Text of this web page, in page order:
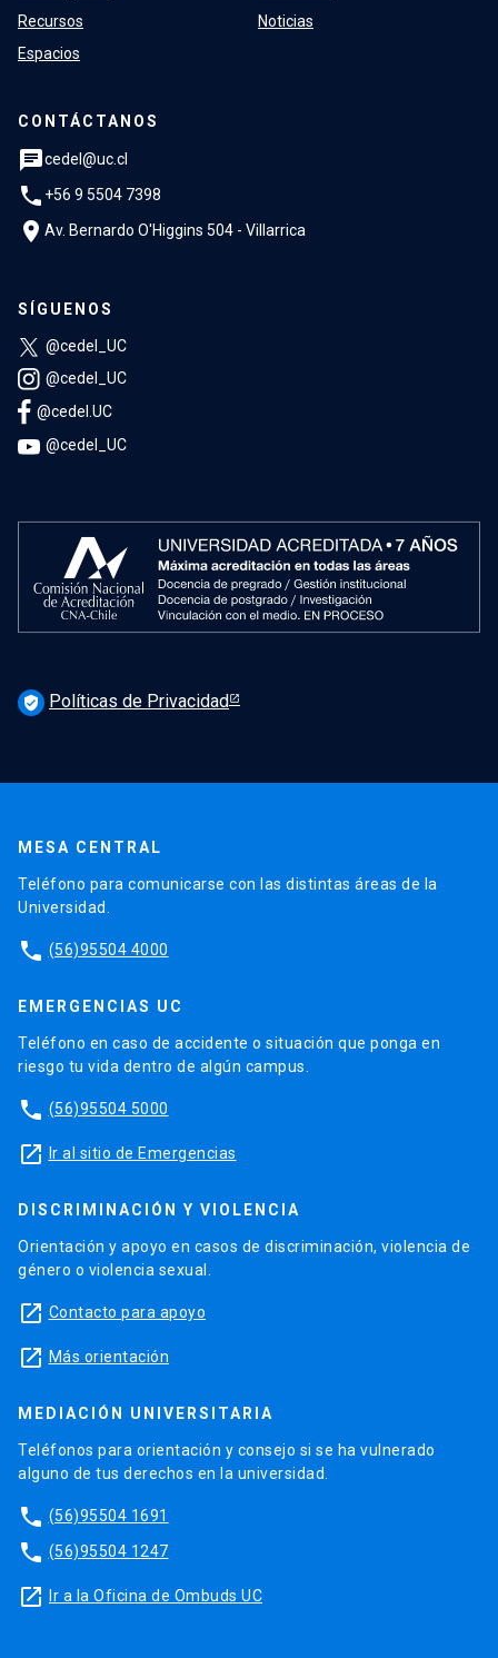
Recursos
Espacios
Noticias
CONTÁCTANOS
chatcedel@uc.cl
phone +56 9 5504 7398
location_on Av. Bernardo O'Higgins 504 - Villarrica
SÍGUENOS
@cedel_UC
@cedel_UC
@cedel.UC
@cedel_UC
verified_user Políticas de Privacidad
MESA CENTRAL
Teléfono para comunicarse con las distintas áreas de la
Universidad.
phone (56)95504 4000
EMERGENCIAS UC
Teléfono en caso de accidente o situación que ponga en
riesgo tu vida dentro de algún campus.
phone (56)95504 5000
launch Ir al sitio de Emergencias
DISCRIMINACIÓN Y VIOLENCIA
Orientación y apoyo en casos de discriminación, violencia de
género o violencia sexual.
launch Contacto para apoyo
launch Más orientación
MEDIACIÓN UNIVERSITARIA
Teléfonos para orientación y consejo si se ha vulnerado
alguno de tus derechos en la universidad.
phone (56)95504 1691
phone (56)95504 1247
launch Ir a la Oficina de Ombuds UC